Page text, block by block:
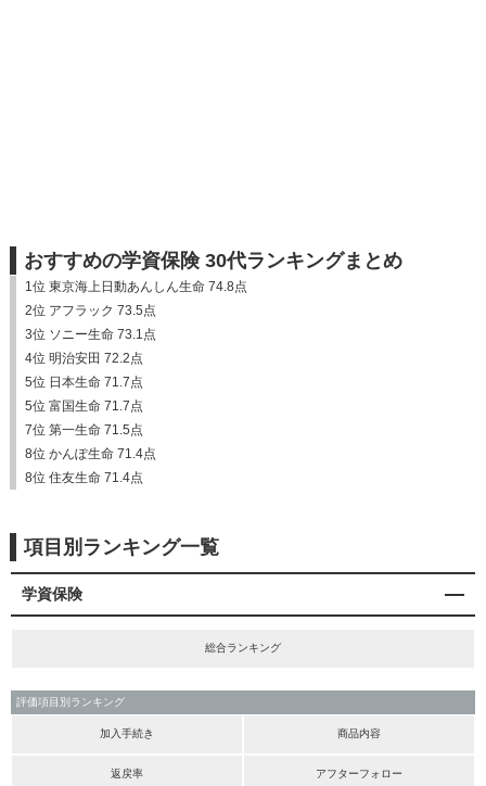
おすすめの学資保険 30代ランキングまとめ
1位 東京海上日動あんしん生命 74.8点
2位 アフラック 73.5点
3位 ソニー生命 73.1点
4位 明治安田 72.2点
5位 日本生命 71.7点
5位 富国生命 71.7点
7位 第一生命 71.5点
8位 かんぽ生命 71.4点
8位 住友生命 71.4点
項目別ランキング一覧
学資保険
総合ランキング
評価項目別ランキング
加入手続き 商品内容
返戻率 アフターフォロー